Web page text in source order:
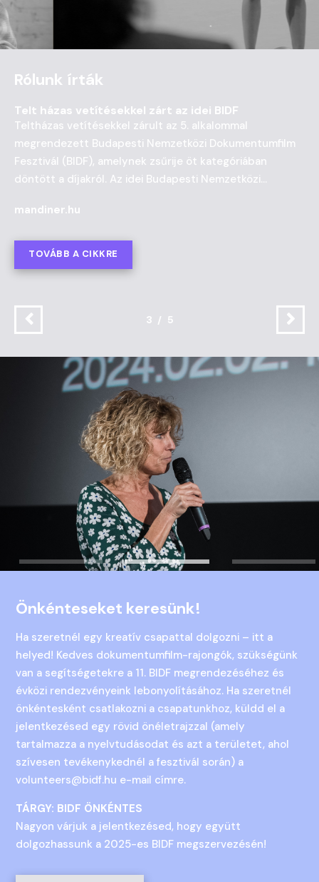
Rólunk írták
Telt házas vetítésekkel zárt az idei BIDF
Teltházas vetítésekkel zárult az 5. alkalommal
megrendezett Budapesti Nemzetközi Dokumentumfilm
Fesztivál (BIDF), amelynek zsűrije öt kategóriában
döntött a díjakról. Az idei Budapesti Nemzetközi
mandiner.hu
TOVÁBB A CIKKRE
3/5
Önkénteseket keresünk!
Ha szeretnél egy kreatív csapattal dolgozni – itt a
helyed! Kedves dokumentumfilm-rajongók, szükségünk
van a segítségetekre a 11. BIDF megrendezéséhez és
évközi rendezvényeink lebonyolításához. Ha szeretnél
önkéntesként csatlakozni a csapatunkhoz, küldd el a
jelentkezésed egy rövid önéletrajzzal (amely
tartalmazza a nyelvtudásodat és azt a területet, ahol
szívesen tevékenykednél a fesztivál során) a
volunteers@bidf.hu e-mail címre.
TÁRGY: BIDF ÖNKÉNTES
Nagyon várjuk a jelentkezésed, hogy együtt
dolgozhassunk a 2025-es BIDF megszervezésén!